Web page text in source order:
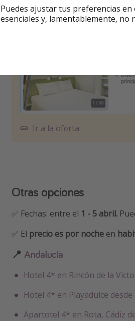
Info y reserva
Ir a la oferta
Otras opciones
✅ Fechas: entre el 1 - 5 abril.
✅ El precio es por noche en
📍 Andalucía
Hotel 4* en Rincón de la
Hotel 4* en Playadulce
Apartotel 4* en Rota, Cádiz
Puedes ajustar tus preferencias
esenciales y, lamentablemente,